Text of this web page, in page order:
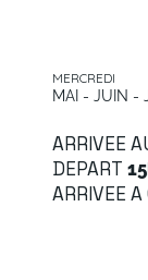
ARRIVEE
DEPART
ARRIVEE
MERCREDI
MAI - JUIN -